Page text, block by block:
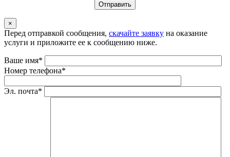
×
Перед отправкой сообщения, скачайте заявку на оказание
услуги и приложите ее к сообщению ниже.
Ваше имя*
Номер телефона*
Эл. почта*